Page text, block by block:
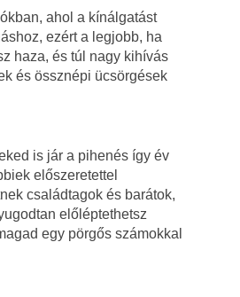
ahol a kínálgatást
ezért a legjobb, ha
haza, és túl nagy kihívás
és össznépi ücsörgések
is jár a pihenés így év
előszeretettel
családtagok és barátok,
előléptethetsz
egy pörgős számokkal